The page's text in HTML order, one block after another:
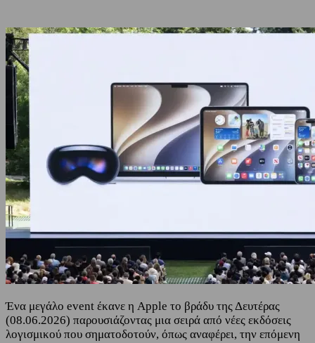
Ένα μεγάλο event έκανε η Apple το βράδυ της Δευτέρας
(08.06.2026) παρουσιάζοντας μια σειρά από νέες εκδόσεις
λογισμικού που σηματοδοτούν, όπως αναφέρει, την επόμενη